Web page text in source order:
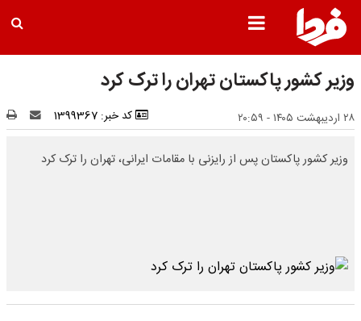
وزیر کشور پاکستان تهران را ترک کرد
۲۸ اردیبهشت ۱۴۰۵ - ۲۰:۵۹ کد خبر: 1399367
وزیر کشور پاکستان پس از رایزنی با مقامات ایرانی، تهران را ترک کرد